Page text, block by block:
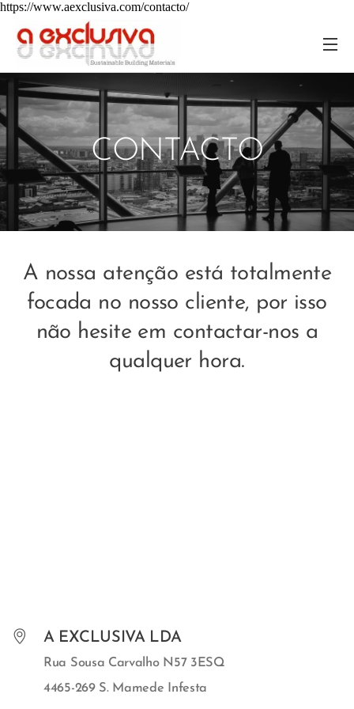
https://www.aexclusiva.com/contacto/
CONTACTO
A nossa atenção está totalmente
focada no nosso cliente, por isso
não hesite em contactar-nos a
qualquer hora.
A EXCLUSIVA LDA
Rua Sousa Carvalho N57 3ESQ
4465-269 S. Mamede Infesta